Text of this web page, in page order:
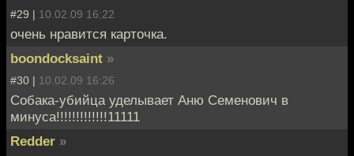
#29 | 10.02.09 16:22
очень нравится карточка.
boondocksaint »
#30 | 10.02.09 16:26
Собака-убийца уделывает Аню Семенович в
минуса!!!!!!!!!!!!!11111
Redder »